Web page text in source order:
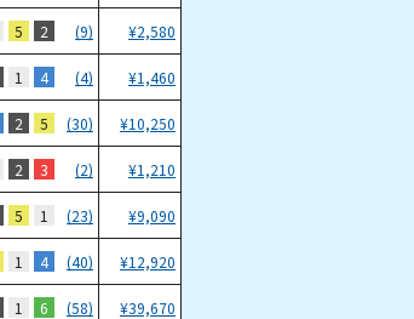
5 2 (9) ¥2,580
1 4 (4) ¥1,460
2 5 (30) ¥10,250
2 3 (2) ¥1,210
5 1 (23) ¥9,090
1 4 (40) ¥12,920
1 6 (58) ¥39,670